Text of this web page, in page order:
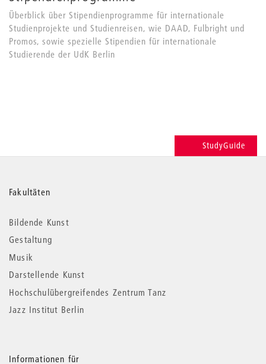
Überblick über Stipendienprogramme für internationale
Studienprojekte und Studienreisen, wie DAAD, Fulbright und
Promos, sowie spezielle Stipendien für internationale
Studierende der UdK Berlin
StudyGuide
Weitere
Informationen
Fakultäten
Bildende Kunst
Gestaltung
Musik
Darstellende Kunst
Hochschulübergreifendes Zentrum Tanz
Jazz Institut Berlin
Informationen für